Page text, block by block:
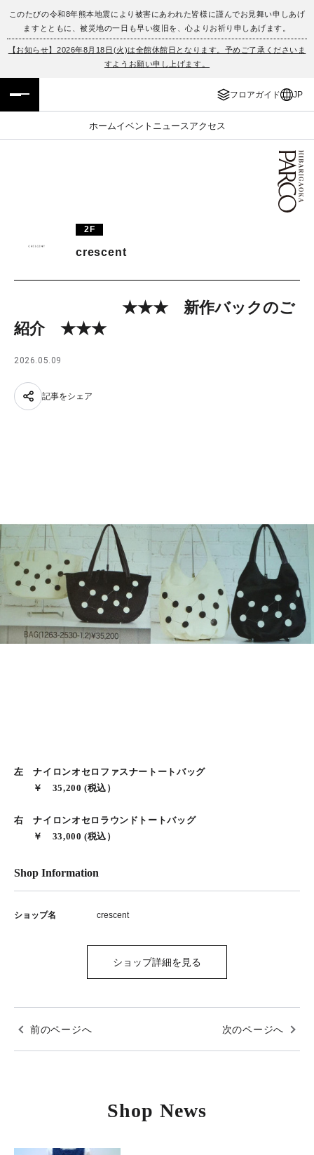
このたびの令和8年熊本地震により被害にあわれた皆様に謹んでお見舞い申しあげ
ますとともに、被災地の一日も早い復旧を、心よりお祈り申しあげます。
【お知らせ】2026年8月18日(火)は全館休館日となります。予めご了承くださいま
すようお願い申し上げます。
フロアガイド JP
ホームイベント ニュース アクセス
フロアガイド
イベント・ポップアップ
ニュース
PARCOメンバーズ
ENGLISH
簡体字
한국어
2F
crescent
★★★ 新作バックのご
紹介 ★★★
2026.05.09
記事をシェア
左 ナイロンオセロファスナートートバッグ
￥ 35,200 (税込）
右 ナイロンオセロラウンドトートバッグ
￥ 33,000 (税込）
Shop Information
ショップ名 crescent
ショップ詳細を見る
前のページへ 次のページへ
Shop News